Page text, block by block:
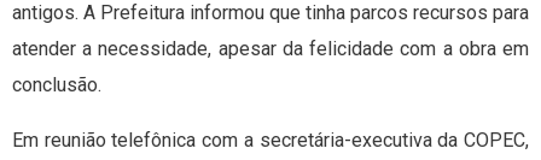
antigos. A Prefeitura informou que tinha parcos recursos para
atender a necessidade, apesar da felicidade com a obra em
conclusão.
Em reunião telefônica com a secretária-executiva da COPEC,